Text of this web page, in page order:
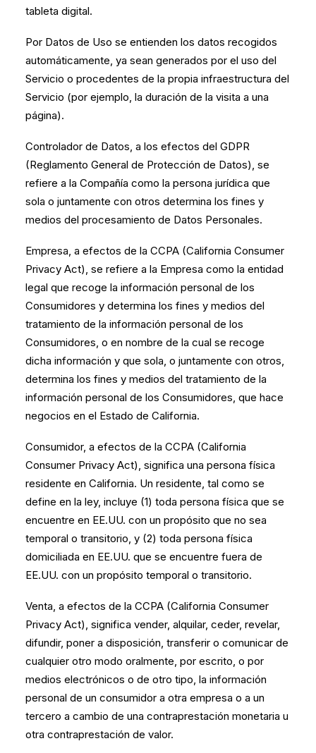
tableta digital.
Por Datos de Uso se entienden los datos recogidos
automáticamente, ya sean generados por el uso del
Servicio o procedentes de la propia infraestructura del
Servicio (por ejemplo, la duración de la visita a una
página).
Controlador de Datos, a los efectos del GDPR
(Reglamento General de Protección de Datos), se
refiere a la Compañía como la persona jurídica que
sola o juntamente con otros determina los fines y
medios del procesamiento de Datos Personales.
Empresa, a efectos de la CCPA (California Consumer
Privacy Act), se refiere a la Empresa como la entidad
legal que recoge la información personal de los
Consumidores y determina los fines y medios del
tratamiento de la información personal de los
Consumidores, o en nombre de la cual se recoge
dicha información y que sola, o juntamente con otros,
determina los fines y medios del tratamiento de la
información personal de los Consumidores, que hace
negocios en el Estado de California.
Consumidor, a efectos de la CCPA (California
Consumer Privacy Act), significa una persona física
residente en California. Un residente, tal como se
define en la ley, incluye (1) toda persona física que se
encuentre en EE.UU. con un propósito que no sea
temporal o transitorio, y (2) toda persona física
domiciliada en EE.UU. que se encuentre fuera de
EE.UU. con un propósito temporal o transitorio.
Venta, a efectos de la CCPA (California Consumer
Privacy Act), significa vender, alquilar, ceder, revelar,
difundir, poner a disposición, transferir o comunicar de
cualquier otro modo oralmente, por escrito, o por
medios electrónicos o de otro tipo, la información
personal de un consumidor a otra empresa o a un
tercero a cambio de una contraprestación monetaria u
otra contraprestación de valor.